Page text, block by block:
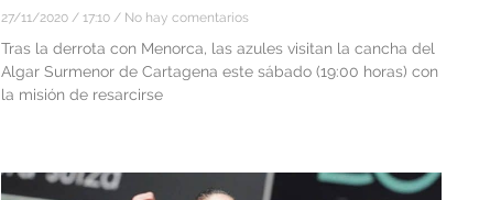
27/11/2020 17:10 No hay comentarios
Tras la derrota con Menorca, las azules visitan la cancha del
Algar Surmenor de Cartagena este sábado (19:00 horas) con
la misión de resarcirse